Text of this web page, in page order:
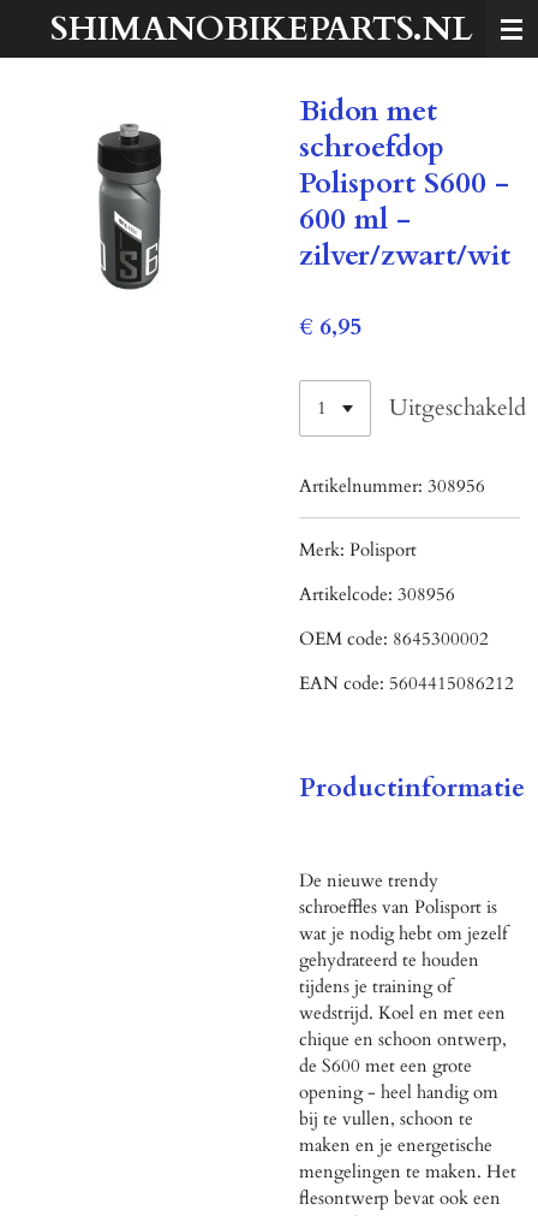
hoofdinhoud
SHIMANOBIKEPARTS.NL
Bidon met
schroefdop
Polisport S600 -
600 ml -
zilver/zwart/wit
€ 6,95
Uitgeschakeld
Artikelnummer: 308956
Merk: Polisport
Artikelcode: 308956
OEM code: 8645300002
EAN code: 5604415086212
Productinformatie
De nieuwe trendy
schroeffles van Polisport is
wat je nodig hebt om jezelf
gehydrateerd te houden
tijdens je training of
wedstrijd. Koel en met een
chique en schoon ontwerp,
de S600 met een grote
opening - heel handig om
bij te vullen, schoon te
maken en je energetische
mengelingen te maken. Het
flesontwerp bevat ook een